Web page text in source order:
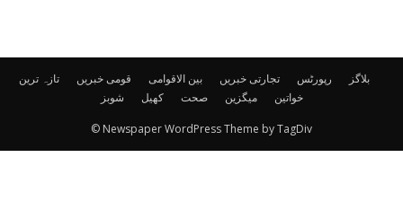
تازہ ترین قومی خبریں بین الاقوامی تجارتی خبریں رپورٹس
بلاگز
شوبز
کھیل صحت میگزین خواتین
© Newspaper WordPress Theme by TagDiv